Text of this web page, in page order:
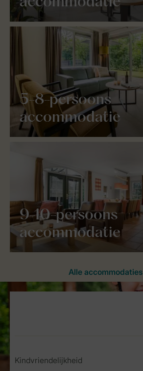
5-8-persoons
accommodatie
9-10-persoons
accommodatie
Alle accommodaties
Kindvriendelijkheid